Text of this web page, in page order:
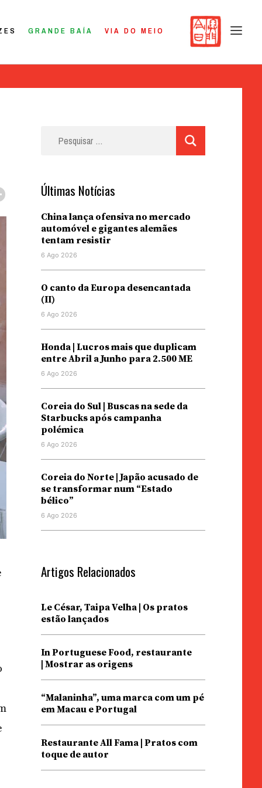
GRANDE BAÍA VIA DO MEIO
Últimas Notícias
China lança ofensiva no mercado
automóvel e gigantes alemães
tentam resistir
6 Ago 2026
O canto da Europa desencantada
(II)
6 Ago 2026
Honda | Lucros mais que duplicam
entre Abril a Junho para 2.500 ME
6 Ago 2026
Coreia do Sul | Buscas na sede da
Starbucks após campanha
polémica
6 Ago 2026
Coreia do Norte | Japão acusado de
se transformar num “Estado
bélico”
6 Ago 2026
Artigos Relacionados
Le César, Taipa Velha | Os pratos
estão lançados
In Portuguese Food, restaurante
| Mostrar as origens
“Malaninha”, uma marca com um pé
em Macau e Portugal
Restaurante All Fama | Pratos com
toque de autor